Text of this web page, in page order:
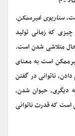
سناریوی غیرممکن.
که زمانی تولید
متلاشی شدن است.
است به معنای
ناتوانی در گفتن
دیگری، حیوان شدن،
است که قدرت ناتوانی